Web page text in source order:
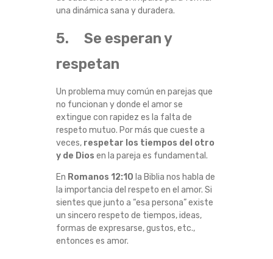
una dinámica sana y duradera.
5. Se esperan y
respetan
Un problema muy común en parejas que
no funcionan y donde el amor se
extingue con rapidez es la falta de
respeto mutuo. Por más que cueste a
veces, respetar los tiempos del otro
y de Dios en la pareja es fundamental.
En Romanos 12:10 la Biblia nos habla de
la importancia del respeto en el amor. Si
sientes que junto a “esa persona” existe
un sincero respeto de tiempos, ideas,
formas de expresarse, gustos, etc.,
entonces es amor.